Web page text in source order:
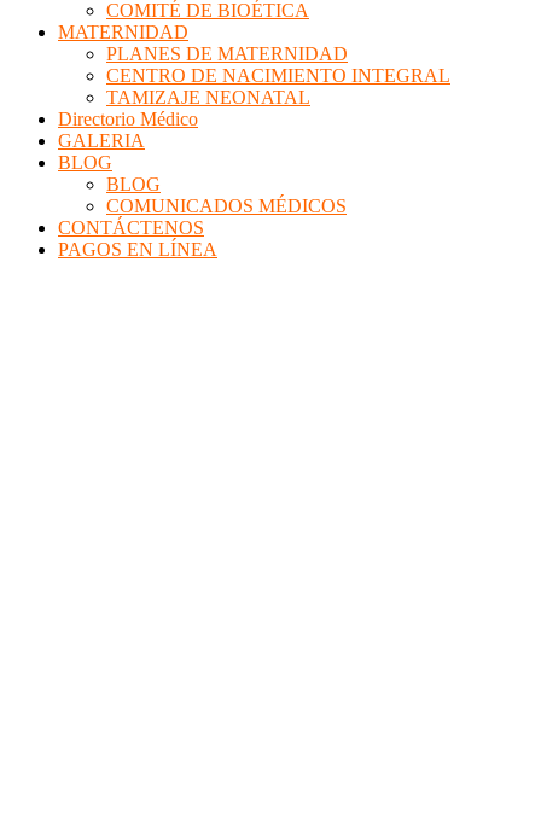
COMITÉ DE BIOÉTICA
MATERNIDAD
PLANES DE MATERNIDAD
CENTRO DE NACIMIENTO INTEGRAL
TAMIZAJE NEONATAL
Directorio Médico
GALERIA
BLOG
BLOG
COMUNICADOS MÉDICOS
CONTÁCTENOS
PAGOS EN LÍNEA